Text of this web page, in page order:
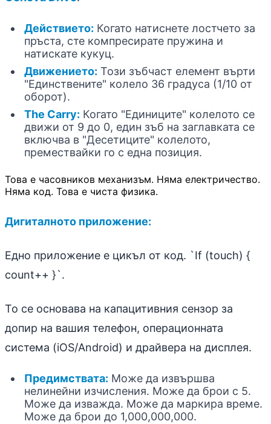
Действието: Когато натиснете лостчето за
пръста, сте компресирате пружина и
натискате кукуц.
Движението: Този зъбчаст елемент върти
"Единствените" колело 36 градуса (1/10 от
оборот).
The Carry: Когато "Единиците" колелото се
движи от 9 до 0, един зъб на заглавката се
включва в "Десетиците" колелото,
премествайки го с една позиция.
Това е часовников механизъм. Няма електричество.
Няма код. Това е чиста физика.
Дигиталното приложение:
Едно приложение е цикъл от код. `If (touch) {
count++ }`.
То се основава на капацитивния сензор за
допир на вашия телефон, операционната
система (iOS/Android) и драйвера на дисплея.
Предимствата: Може да извършва
нелинейни изчисления. Може да брои с 5.
Може да изважда. Може да маркира време.
Може да брои до 1,000,000,000.